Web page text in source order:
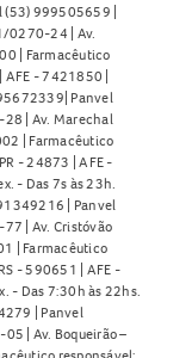
(53) 999505659 |
0270-24 | Av.
| Farmacêutico
- 7421850 |
Panvel
| Av. Marechal
| Farmacêutico
- 24873 | AFE -
- Das 7s às 23h.
| Panvel
| Av. Cristóvão
| Farmacêutico
- 590651 | AFE -
- Das 7:30h às 22hs.
| Panvel
| Av. Boqueirão –